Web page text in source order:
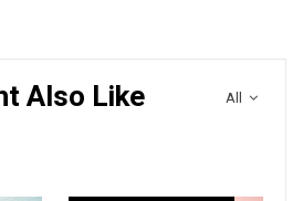
All
Also Like